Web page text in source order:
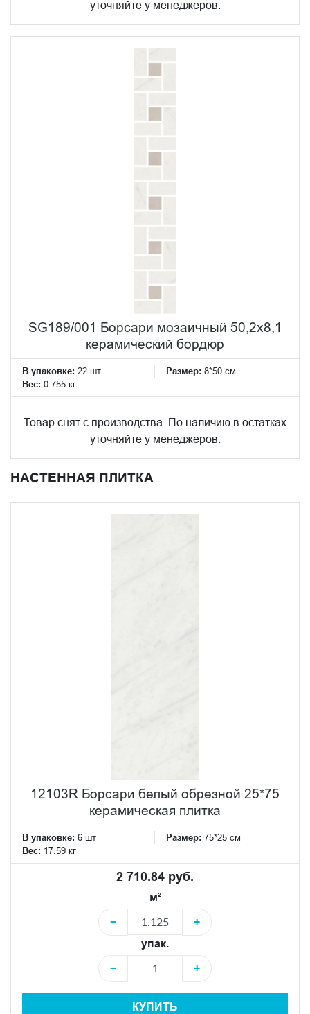
уточняйте у менеджеров.
SG189/001 Борсари мозаичный 50,2x8,1
керамический бордюр
В упаковке: 22 шт Размер: 8*50 см
Вес: 0.755 кг
Товар снят с производства. По наличию в остатках
уточняйте у менеджеров.
НАСТЕННАЯ ПЛИТКА
12103R Борсари белый обрезной 25*75
керамическая плитка
В упаковке: 6 шт Размер: 75*25 см
Вес: 17.59 кг
2 710.84 руб.
м²
−
+
упак.
−
+
КУПИТЬ